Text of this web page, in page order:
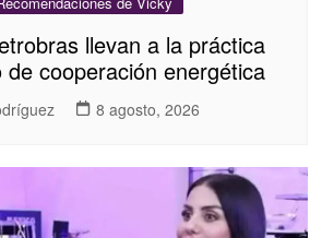
llevan a la práctica
de cooperación energética
8 agosto, 2026